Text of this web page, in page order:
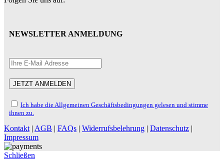
NEWSLETTER ANMELDUNG
Ich habe die Allgemeinen Geschäftsbedingungen gelesen und stimme
ihnen zu.
Kontakt | AGB | FAQs | Widerrufsbelehrung | Datenschutz |
Impressum
Schließen